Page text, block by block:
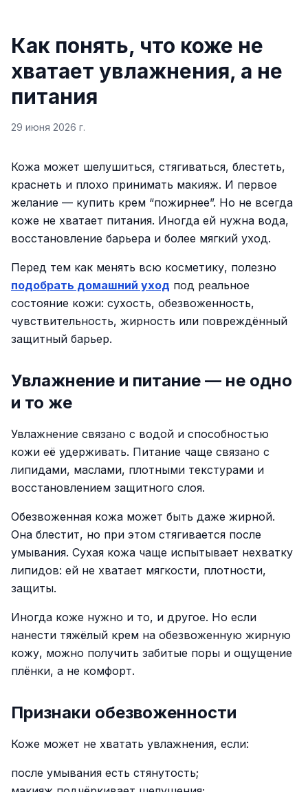
Как понять, что коже не
хватает увлажнения, а не
питания
29 июня 2026 г.
Кожа может шелушиться, стягиваться, блестеть,
краснеть и плохо принимать макияж. И первое
желание — купить крем “пожирнее”. Но не всегда
коже не хватает питания. Иногда ей нужна вода,
восстановление барьера и более мягкий уход.
Перед тем как менять всю косметику, полезно
подобрать домашний уход под реальное
состояние кожи: сухость, обезвоженность,
чувствительность, жирность или повреждённый
защитный барьер.
Увлажнение и питание — не одно
и то же
Увлажнение связано с водой и способностью
кожи её удерживать. Питание чаще связано с
липидами, маслами, плотными текстурами и
восстановлением защитного слоя.
Обезвоженная кожа может быть даже жирной.
Она блестит, но при этом стягивается после
умывания. Сухая кожа чаще испытывает нехватку
липидов: ей не хватает мягкости, плотности,
защиты.
Иногда коже нужно и то, и другое. Но если
нанести тяжёлый крем на обезвоженную жирную
кожу, можно получить забитые поры и ощущение
плёнки, а не комфорт.
Признаки обезвоженности
Коже может не хватать увлажнения, если:
после умывания есть стянутость;